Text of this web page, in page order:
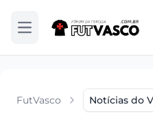
Abrir menu
FutVasco Notícias do